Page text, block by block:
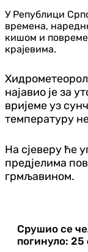
У Републици
времена,
кишом и
крајевима.
најавио је за
вријеме уз
температуру
На сјеверу ће
предјелима
грмљавином.
Срушио се
погинуло: 25